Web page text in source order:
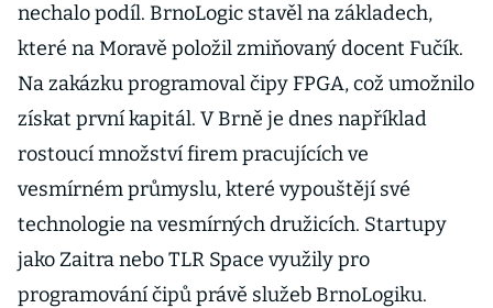
nechalo podíl. BrnoLogic stavěl na základech,
které na Moravě položil zmiňovaný docent Fučík.
Na zakázku programoval čipy FPGA, což umožnilo
získat první kapitál. V Brně je dnes například
rostoucí množství firem pracujících ve
vesmírném průmyslu, které vypouštějí své
technologie na vesmírných družicích. Startupy
jako Zaitra nebo TLR Space využily pro
programování čipů právě služeb BrnoLogiku.